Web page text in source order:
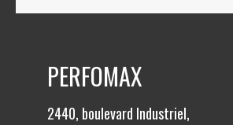
PERFOMAX
2440, boulevard Industriel,